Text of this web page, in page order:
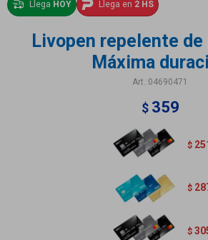
Llega HOY Llega en 2 HS
Livopen repelente
Máxima
04690471
$ 359
$
$
$